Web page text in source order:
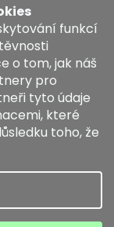
funkcí
o tom, jak náš
pro
tyto údaje
které
toho, že